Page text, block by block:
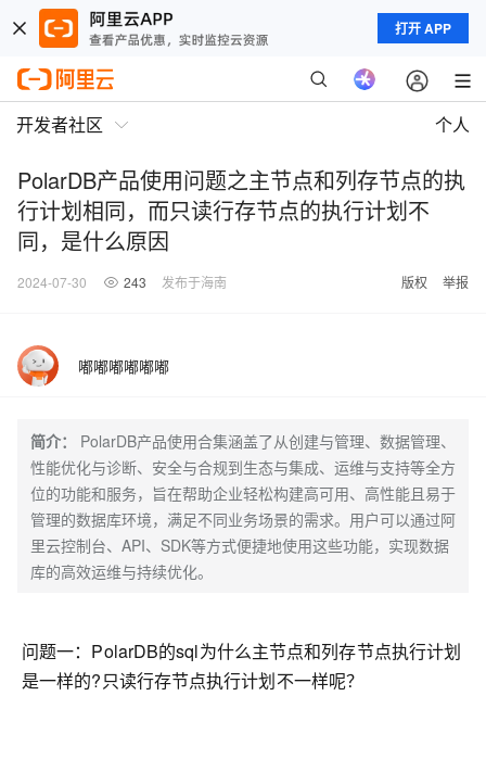
打开 APP
开发者社区 个人
PolarDB产品使用问题之主节点和列存节点的执
行计划相同，而只读行存节点的执行计划不
同，是什么原因
2024-07-30 243 发布于海南 版权 举报
嘟嘟嘟嘟嘟嘟
简介：
PolarDB产品使用合集涵盖了从创建与管理、数据管理、
性能优化与诊断、安全与合规到生态与集成、运维与支持等全方
位的功能和服务，旨在帮助企业轻松构建高可用、高性能且易于
管理的数据库环境，满足不同业务场景的需求。用户可以通过阿
里云控制台、API、SDK等方式便捷地使用这些功能，实现数据
库的高效运维与持续优化。
问题一： PolarDB的sql为什么主节点和列存节点执行计划
是一样的?只读行存节点执行计划不一样呢？